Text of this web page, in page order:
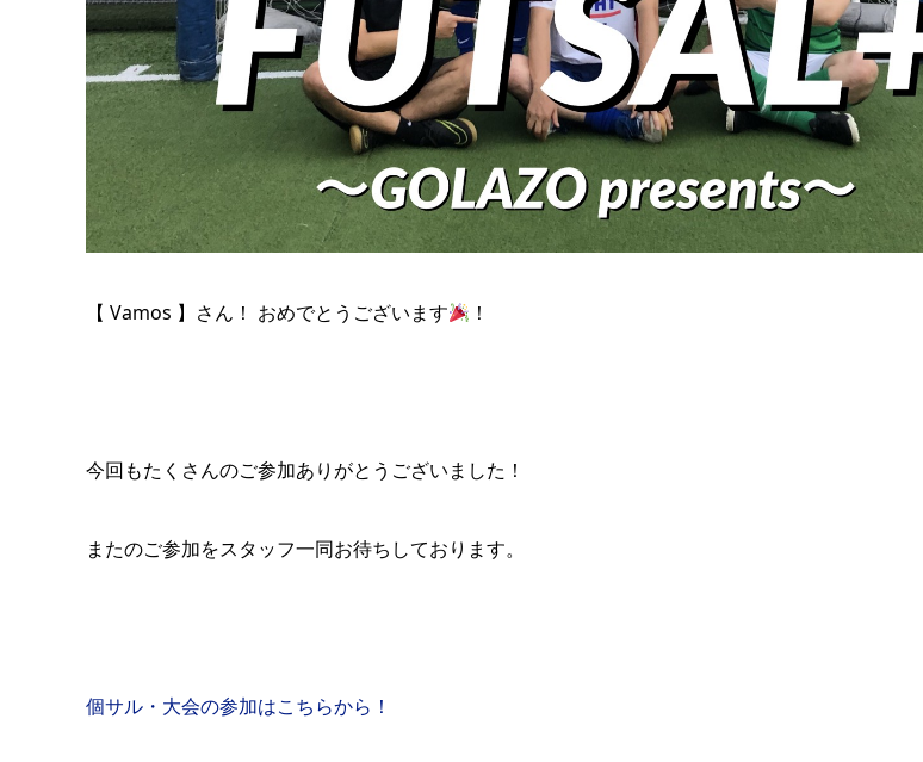
【 Vamos 】さん！ おめでとうございます ！
今回もたくさんのご参加ありがとうございました！
またのご参加をスタッフ一同お待ちしております。
個サル・大会の参加はこちらから！